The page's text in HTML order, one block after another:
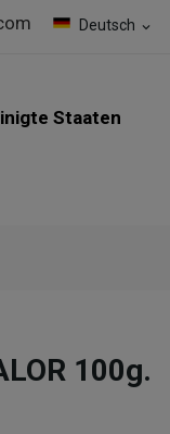
Deutsch expand_more
Staaten
100g.